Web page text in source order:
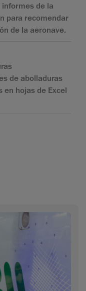
de la
para recomendar
de la aeronave.
de abolladuras
en hojas de Excel